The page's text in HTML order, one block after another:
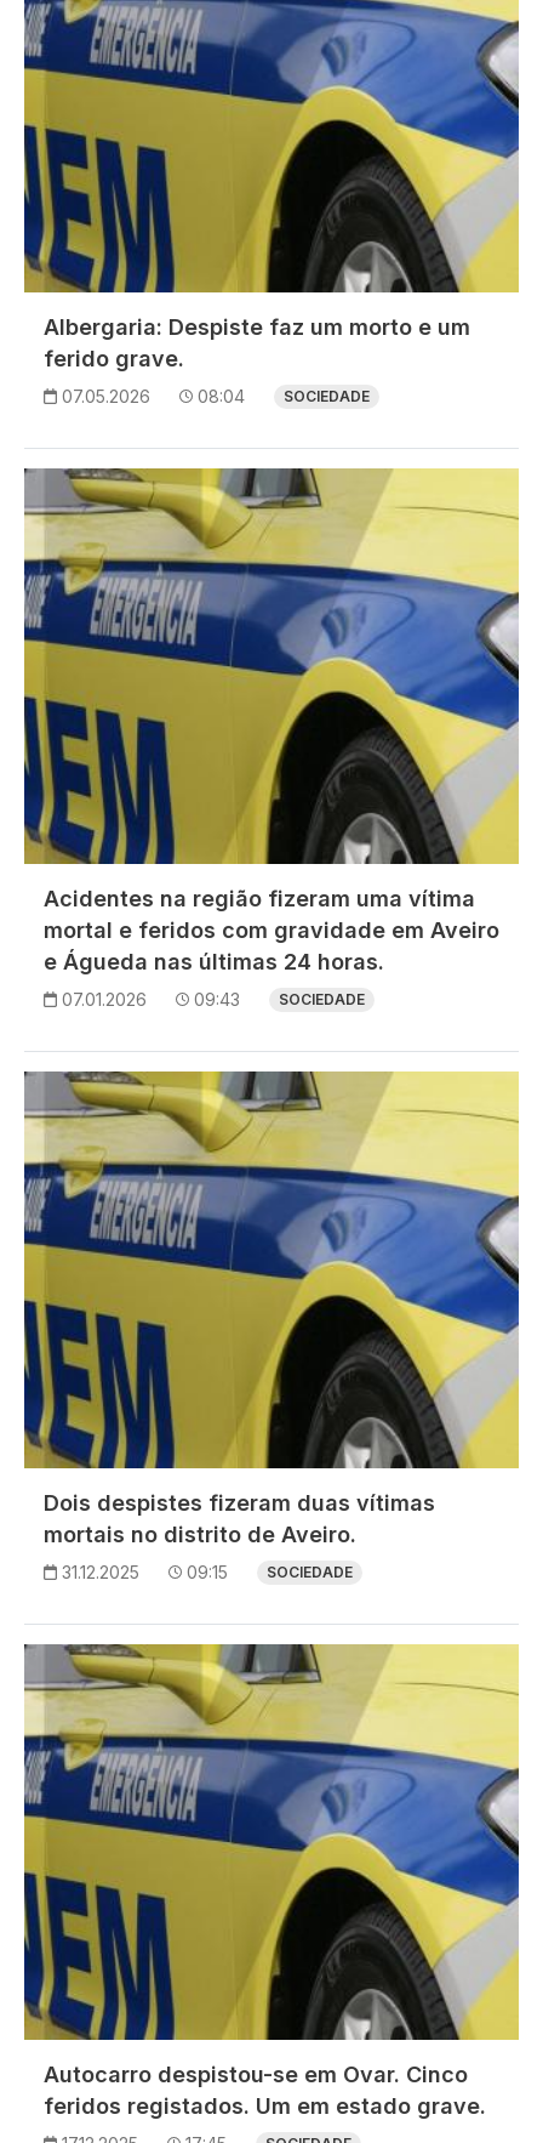
Albergaria: Despiste faz um morto e um
ferido grave.
07.05.2026 08:04 SOCIEDADE
Imagem
Acidentes na região fizeram uma vítima
mortal e feridos com gravidade em Aveiro
e Águeda nas últimas 24 horas.
07.01.2026 09:43 SOCIEDADE
Imagem
Dois despistes fizeram duas vítimas
mortais no distrito de Aveiro.
31.12.2025 09:15 SOCIEDADE
Imagem
Autocarro despistou-se em Ovar. Cinco
feridos registados. Um em estado grave.